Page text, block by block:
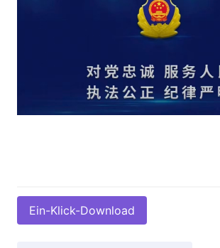
Ein-Klick-Download